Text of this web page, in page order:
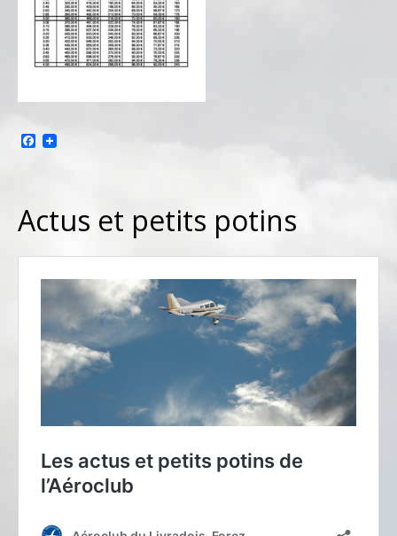
Facebook
Actus et petits potins